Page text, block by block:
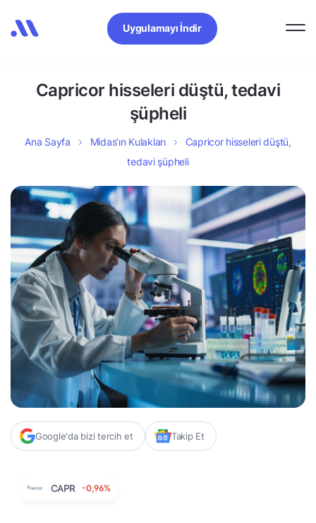
Uygulamayı İndir
Capricor hisseleri düştü, tedavi
şüpheli
Ana Sayfa Midas’ın Kulakları
Capricor hisseleri düştü,
tedavi şüpheli
Google'da bizi tercih et Takip Et
CAPR -0,96%